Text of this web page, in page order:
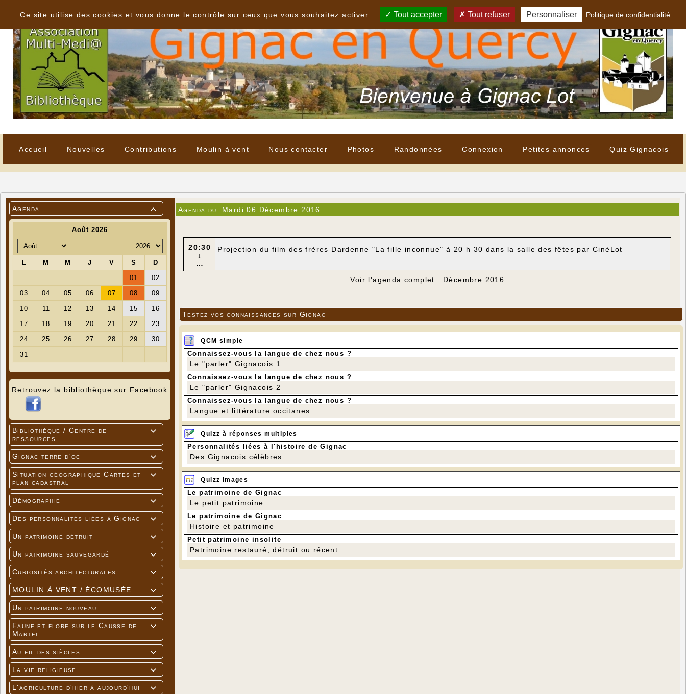
Accueil Nouvelles Contributions Moulin à vent Nous contacter Photos Randonnées Connexion Petites annonces Quiz Gignacois

Agenda
Retrouvez la bibliothèque sur Facebook

Bibliothèque / Centre de
ressources

Gignac terre d'oc

Situation géographique Cartes et
plan cadastral

Démographie

Des personnalités liées à Gignac

Un patrimoine détruit

Un patrimoine sauvegardé

Curiosités architecturales

MOULIN À VENT / ÉCOMUSÉE

Un patrimoine nouveau

Faune et flore sur le Causse de
Martel

Au fil des siècles

La vie religieuse

L'agriculture d'hier à aujourd'hui
Agenda du Mardi 06 Décembre 2016
20:30
↓
…
Projection du film des frères Dardenne "La fille inconnue" à 20 h 30 dans la salle des fêtes par CinéLot
Voir l'agenda complet : Décembre 2016
Testez vos connaissances sur Gignac
QCM simple
Connaissez-vous la langue de chez nous ?
Le "parler" Gignacois 1
Connaissez-vous la langue de chez nous ?
Le "parler" Gignacois 2
Connaissez-vous la langue de chez nous ?
Langue et littérature occitanes
Quizz à réponses multiples
Personnalités liées à l'histoire de Gignac
Des Gignacois célèbres
Quizz images
Le patrimoine de Gignac
Le petit patrimoine
Le patrimoine de Gignac
Histoire et patrimoine
Petit patrimoine insolite
Patrimoine restauré, détruit ou récent
Ce site utilise des cookies et vous donne le contrôle sur ceux que vous souhaitez activer
Tout accepter Tout refuser Personnaliser Politique de confidentialité